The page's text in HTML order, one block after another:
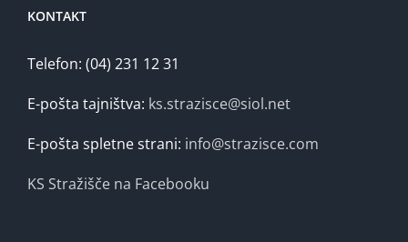
KONTAKT
Telefon: (04) 231 12 31
E-pošta tajništva: ks.strazisce@siol.net
E-pošta spletne strani: info@strazisce.com
KS Stražišče na Facebooku